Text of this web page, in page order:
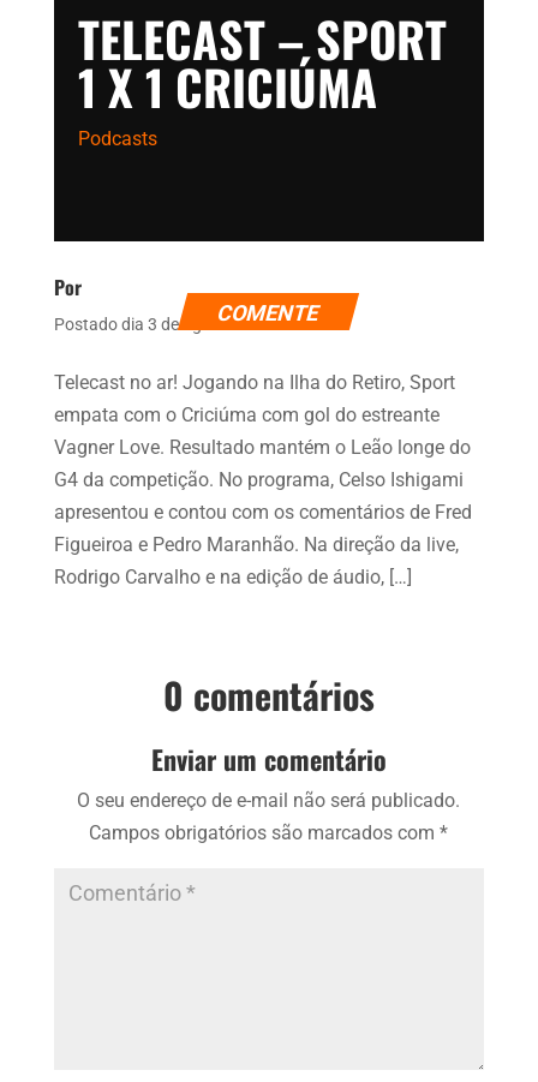
TELECAST – SPORT
1 X 1 CRICIÚMA
Podcasts
Por
Postado dia 3 de agosto de 2022
COMENTE
Telecast no ar! Jogando na Ilha do Retiro, Sport
empata com o Criciúma com gol do estreante
Vagner Love. Resultado mantém o Leão longe do
G4 da competição. No programa, Celso Ishigami
apresentou e contou com os comentários de Fred
Figueiroa e Pedro Maranhão. Na direção da live,
Rodrigo Carvalho e na edição de áudio, […]
0 comentários
Enviar um comentário
O seu endereço de e-mail não será publicado.
Campos obrigatórios são marcados com*